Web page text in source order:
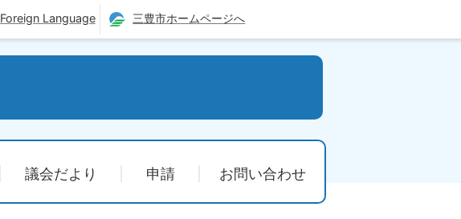
Foreign Language 三豊市ホームページへ
議会だより 申請 お問い合わせ